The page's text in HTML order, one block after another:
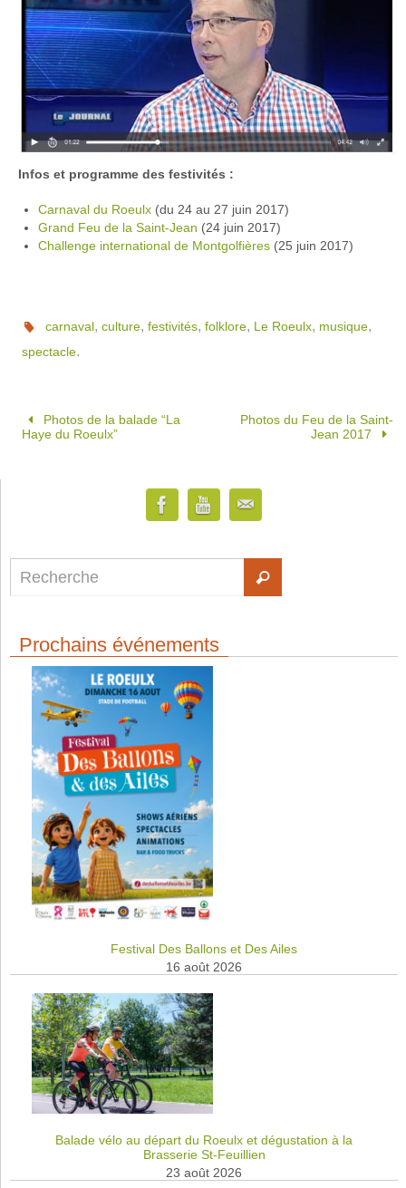
Infos et programme des festivités :
Carnaval du Roeulx (du 24 au 27 juin 2017)
Grand Feu de la Saint-Jean (24 juin 2017)
Challenge international de Montgolfières (25 juin 2017)
carnaval,culture,festivités,folklore, Le Roeulx, musique,
spectacle.
Photos de la balade “La
Haye du Roeulx”
Photos du Feu de la Saint-
Jean 2017
Prochains événements
Festival Des Ballons et Des Ailes
16 août 2026
Balade vélo au départ du Roeulx et dégustation à la
Brasserie St-Feuillien
23 août 2026